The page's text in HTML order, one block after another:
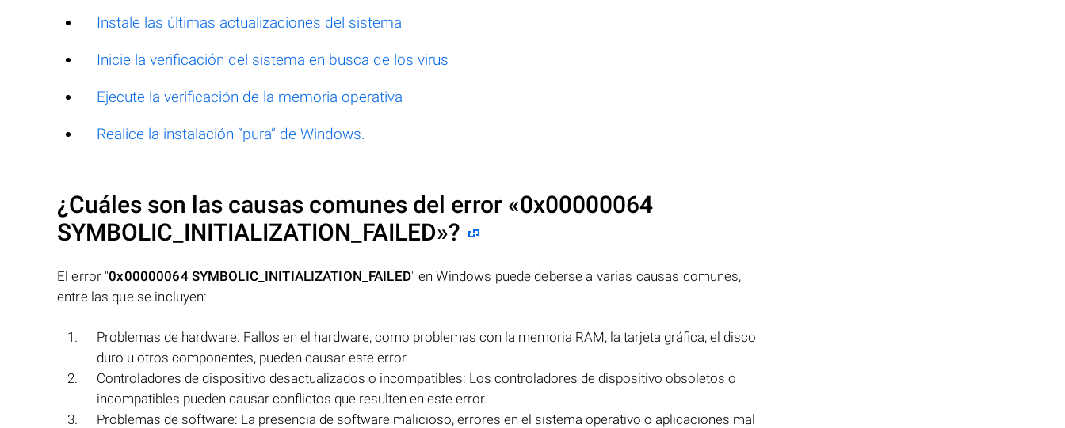
Instale las últimas actualizaciones del sistema
Inicie la verificación del sistema en busca de los virus
Ejecute la verificación de la memoria operativa
Realice la instalación “pura” de Windows.
¿Cuáles son las causas comunes del error «0x00000064
SYMBOLIC_INITIALIZATION_FAILED»?
El error "0x00000064 SYMBOLIC_INITIALIZATION_FAILED" en Windows puede deberse a varias causas comunes,
entre las que se incluyen:
Problemas de hardware: Fallos en el hardware, como problemas con la memoria RAM, la tarjeta gráfica, el disco
duro u otros componentes, pueden causar este error.
Controladores de dispositivo desactualizados o incompatibles: Los controladores de dispositivo obsoletos o
incompatibles pueden causar conflictos que resulten en este error.
Problemas de software: La presencia de software malicioso, errores en el sistema operativo o aplicaciones mal